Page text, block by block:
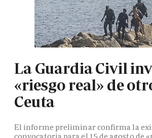
La Guardia Civil
«riesgo real» de
Ceuta
El informe preliminar confirma la
convocatoria para el 15 de agosto de